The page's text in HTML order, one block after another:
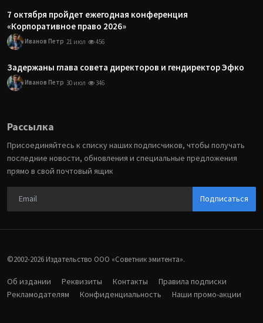
7 октября пройдет ежегодная конференция
«Корпоративное право 2026»
Иванов Петр 21 июл 456
Задержаны глава совета директоров и гендиректор Эфко
Иванов Петр 30 июл 346
Рассылка
Присоединяйтесь к списку наших подписчиков, чтобы получать
последние новости, обновления и специальные предложения
прямо в свой почтовый ящик
Подписаться
©2002-2026 Издательство ООО «‎Советник эмитента».
Об издании Реквизиты Контакты
Правила подписки
Рекламодателям
Конфиденциальность Наши промо-акции